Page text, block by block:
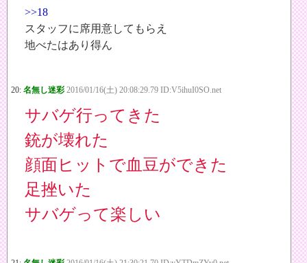
>>18
スタッフに席用意してもらえ
地べたはあり得ん
20: 名無し迷彩 2016/01/16(土) 20:08:29.79 ID:V5ihuI0SO.net
サバゲ行ってきた
銃が壊れた
顔面ヒットで血豆ができた
足挫いた
サバゲって楽しい